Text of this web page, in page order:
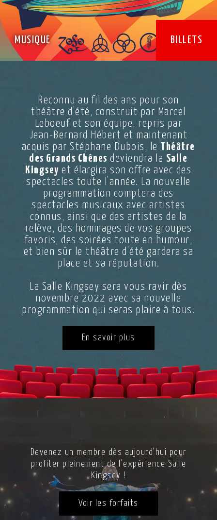
BILLETS MUSIQUE
Reconnu au fil des ans pour son
théâtre d’été, construit par Marcel
Leboeuf et son équipe, repris par
Jean-Bernard Hébert et maintenant
acquis par Stéphane Dubois, le Théâtre
des Grands Chênes deviendra la Salle
Kingsey et élargira son offre avec des
spectacles toute l’année. La nouvelle
programmation comptera des
spectacles musicaux avec artistes
connus, ainsi que des artistes de la
relève, des hommages de vos groupes
favoris, des soirées toute en humour,
et bien sûr le théâtre d’été gardera sa
place et sa réputation.
La Salle Kingsey sera vous ravir dès
novembre 2022 avec sa nouvelle
programmation qui seras plaire à tous.
En savoir plus
Devenez un membre dès aujourd’hui pour
profiter pleinement de l’expérience Salle
Kingsey !
Voir les forfaits